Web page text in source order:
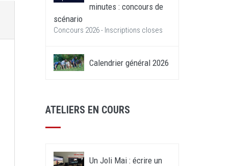
minutes : concours de
scénario
Concours 2026 - Inscriptions closes
Calendrier général 2026
ATELIERS EN COURS
Un Joli Mai : écrire un